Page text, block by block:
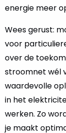
energie meer
Wees gerust:
voor
over de
stroomnet wél
waardevolle
in het
werken. Zo
je maakt